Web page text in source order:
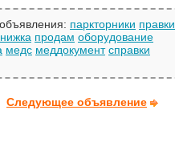
паркторники правки
продам оборудование
медс меддокумент справки
Следующее объявление